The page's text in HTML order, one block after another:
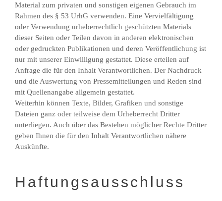
Material zum privaten und sonstigen eigenen Gebrauch im
Rahmen des § 53 UrhG verwenden. Eine Vervielfältigung
oder Verwendung urheberrechtlich geschützten Materials
dieser Seiten oder Teilen davon in anderen elektronischen
oder gedruckten Publikationen und deren Veröffentlichung ist
nur mit unserer Einwilligung gestattet. Diese erteilen auf
Anfrage die für den Inhalt Verantwortlichen. Der Nachdruck
und die Auswertung von Pressemitteilungen und Reden sind
mit Quellenangabe allgemein gestattet.
Weiterhin können Texte, Bilder, Grafiken und sonstige
Dateien ganz oder teilweise dem Urheberrecht Dritter
unterliegen. Auch über das Bestehen möglicher Rechte Dritter
geben Ihnen die für den Inhalt Verantwortlichen nähere
Auskünfte.
Haftungsausschluss